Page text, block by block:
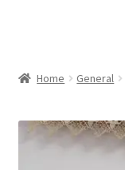
Products
Home General